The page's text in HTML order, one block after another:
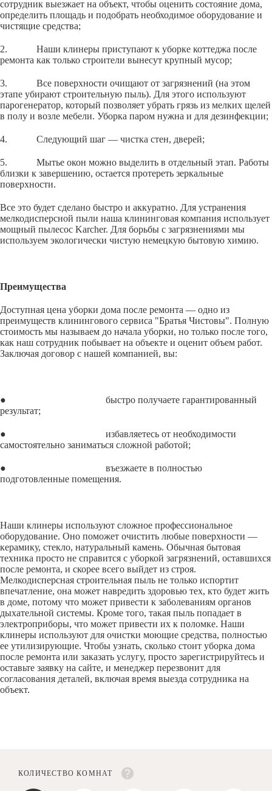
сотрудник выезжает на объект, чтобы оценить состояние дома,
определить площадь и подобрать необходимое оборудование и
чистящие средства;
2. Наши клинеры приступают к уборке коттеджа после
ремонта как только строители вынесут крупный мусор;
3. Все поверхности очищают от загрязнений (на этом
этапе убирают строительную пыль). Для этого используют
парогенератор, который позволяет убрать грязь из мелких щелей
в полу и возле мебели. Уборка паром нужна и для дезинфекции;
4. Следующий шаг — чистка стен, дверей;
5. Мытье окон можно выделить в отдельный этап. Работы
близки к завершению, остается протереть зеркальные
поверхности.
Все это будет сделано быстро и аккуратно. Для устранения
мелкодисперсной пыли наша клининговая компания использует
мощный пылесос Karcher. Для борьбы с загрязнениями мы
используем экологически чистую немецкую бытовую химию.
Преимущества
Доступная цена уборки дома после ремонта — одно из
преимуществ клинингового сервиса "Братья Чистовы". Полную
стоимость мы называем до начала уборки, но только после того,
как наш сотрудник побывает на объекте и оценит объем работ.
Заключая договор с нашей компанией, вы:
● быстро получаете гарантированный
результат;
● избавляетесь от необходимости
самостоятельно заниматься сложной работой;
● въезжаете в полностью
подготовленные помещения.
Наши клинеры используют сложное профессиональное
оборудование. Оно поможет очистить любые поверхности —
керамику, стекло, натуральный камень. Обычная бытовая
техника просто не справится с уборкой загрязнений, оставшихся
после ремонта, и скорее всего выйдет из строя.
Мелкодисперсная строительная пыль не только испортит
впечатление, она может навредить здоровью тех, кто будет жить
в доме, потому что может привести к заболеваниям органов
дыхательной системы. Кроме того, такая пыль попадает в
электроприборы, что может привести их к поломке. Наши
клинеры используют для очистки моющие средства, полностью
ее утилизирующие. Чтобы узнать, сколько стоит уборка дома
после ремонта или заказать услугу, просто зарегистрируйтесь и
оставьте заявку на сайте, и менеджер перезвонит для
согласования деталей, включая время выезда сотрудника на
объект.
КОЛИЧЕСТВО КОМНАТ